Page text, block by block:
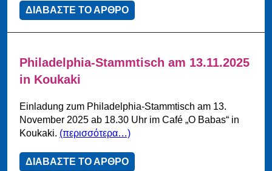
ΔΙΑΒΑΣΤΕ ΤΟ ΑΡΘΡΟ
Philadelphia-Stammtisch am 13.11.2025
in Koukaki
Einladung zum Philadelphia-Stammtisch am 13.
November 2025 ab 18.30 Uhr im Café „O Babas“ in
Koukaki. (περισσότερα…)
ΔΙΑΒΑΣΤΕ ΤΟ ΑΡΘΡΟ